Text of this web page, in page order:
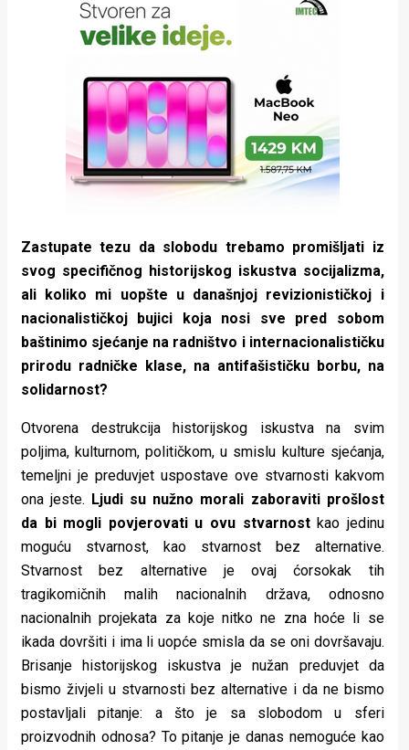
Zastupate tezu da slobodu trebamo promišljati iz
svog specifičnog historijskog iskustva socijalizma,
ali koliko mi uopšte u današnjoj revizionističkoj i
nacionalističkoj bujici koja nosi sve pred sobom
baštinimo sjećanje na radništvo i internacionalističku
prirodu radničke klase, na antifašističku borbu, na
solidarnost?
Otvorena destrukcija historijskog iskustva na svim
poljima, kulturnom, političkom, u smislu kulture sjećanja,
temeljni je preduvjet uspostave ove stvarnosti kakvom
ona jeste. Ljudi su nužno morali zaboraviti prošlost
da bi mogli povjerovati u ovu stvarnostkao jedinu
moguću stvarnost, kao stvarnost bez alternative.
Stvarnost bez alternative je ovaj ćorsokak tih
tragikomičnih malih nacionalnih država, odnosno
nacionalnih projekata za koje nitko ne zna hoće li se
ikada dovršiti i ima li uopće smisla da se oni dovršavaju.
Brisanje historijskog iskustva je nužan preduvjet da
bismo živjeli u stvarnosti bez alternative i da ne bismo
postavljali pitanje: a što je sa slobodom u sferi
proizvodnih odnosa? To pitanje je danas nemoguće kao